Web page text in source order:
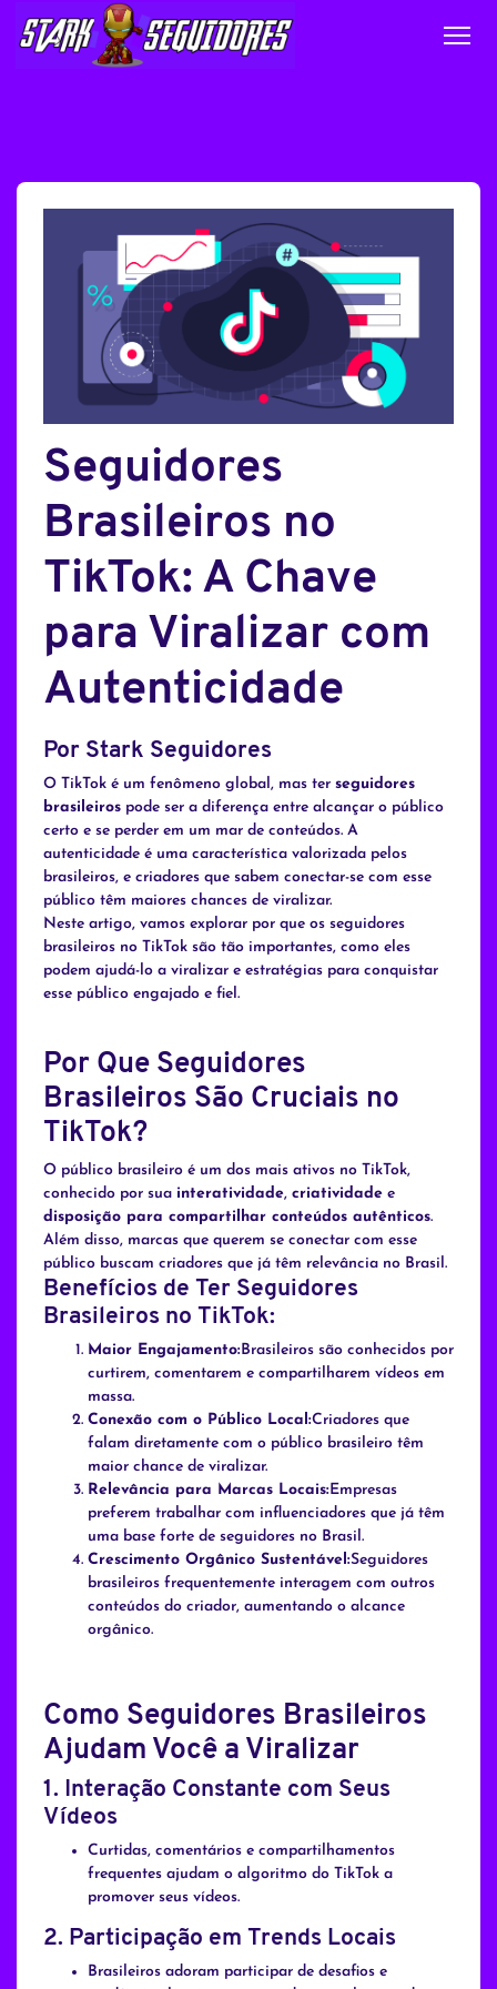
Seguidores
Brasileiros no
TikTok: A Chave
para Viralizar com
Autenticidade
Por Stark Seguidores
O TikTok é um fenômeno global, mas ter seguidores
brasileiros pode ser a diferença entre alcançar o público
certo e se perder em um mar de conteúdos. A
autenticidade é uma característica valorizada pelos
brasileiros, e criadores que sabem conectar-se com esse
público têm maiores chances de viralizar.
Neste artigo, vamos explorar por que os seguidores
brasileiros no TikTok são tão importantes, como eles
podem ajudá-lo a viralizar e estratégias para conquistar
esse público engajado e fiel.
Por Que Seguidores
Brasileiros São Cruciais no
TikTok?
O público brasileiro é um dos mais ativos no TikTok,
conhecido por sua interatividade, criatividade e
disposição para compartilhar conteúdos autênticos.
Além disso, marcas que querem se conectar com esse
público buscam criadores que já têm relevância no Brasil.
Benefícios de Ter Seguidores
Brasileiros no TikTok:
Maior Engajamento: Brasileiros são conhecidos por
curtirem, comentarem e compartilharem vídeos em
massa.
Conexão com o Público Local:Criadores que
falam diretamente com o público brasileiro têm
maior chance de viralizar.
Relevância para Marcas Locais: Empresas
preferem trabalhar com influenciadores que já têm
uma base forte de seguidores no Brasil.
Crescimento Orgânico Sustentável:Seguidores
brasileiros frequentemente interagem com outros
conteúdos do criador, aumentando o alcance
orgânico.
Como Seguidores Brasileiros
Ajudam Você a Viralizar
1.
Interação Constante com Seus
Vídeos
Curtidas, comentários e compartilhamentos
frequentes ajudam o algoritmo do TikTok a
promover seus vídeos.
2. Participação em Trends Locais
Brasileiros adoram participar de desafios e